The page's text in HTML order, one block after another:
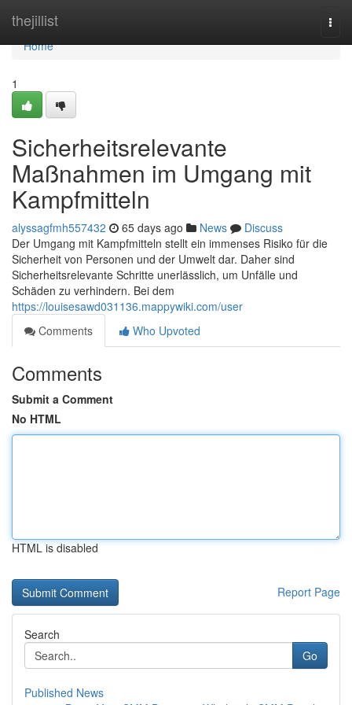
thejillist
Home
Home
1
Sicherheitsrelevante
Maßnahmen im Umgang mit
Kampfmitteln
alyssagfmh557432 65 days ago News
Discuss
Der Umgang mit Kampfmitteln stellt ein immenses Risiko für die
Sicherheit von Personen und der Umwelt dar. Daher sind
Sicherheitsrelevante Schritte unerlässlich, um Unfälle und
Schäden zu verhindern. Bei dem
https://louisesawd031136.mappywiki.com/user
Comments
Who Upvoted
Comments
Submit a Comment
No HTML
HTML is disabled
Report Page
Search
Go
Published News